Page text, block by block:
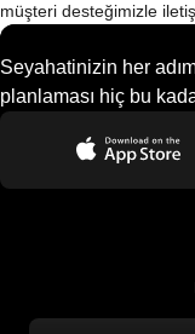
müşteri desteğimizle
Seyahatinizin her
planlaması hiç bu